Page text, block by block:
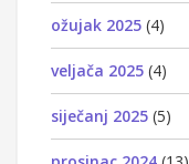
ožujak 2025 (4)
veljača 2025 (4)
siječanj 2025 (5)